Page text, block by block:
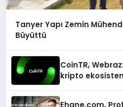
Tanyer Yapı Zemin
Büyüttü
CoinTR,
kripto
Ehane.com,